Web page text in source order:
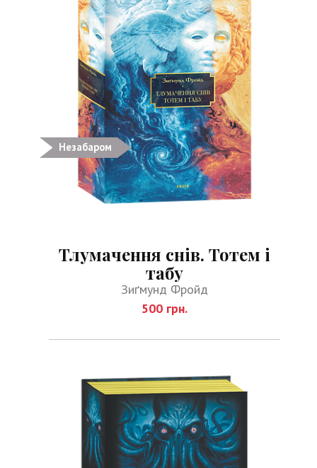
Незабаром
Тлумачення снів. Тотем і
табу
Зиґмунд Фройд
500 грн.